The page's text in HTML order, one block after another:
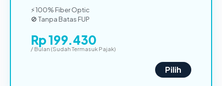
⚡ 100% Fiber Optic
🚫 Tanpa Batas FUP
Rp 199.430
/ Bulan (Sudah Termasuk Pajak)
Pilih